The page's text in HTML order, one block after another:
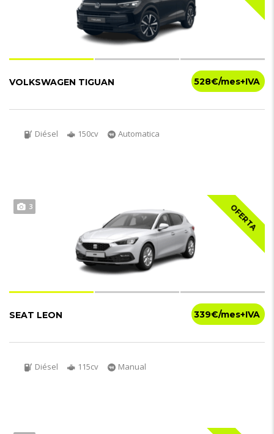
528€
VOLKSWAGEN TIGUAN
Diésel 150cv Automatica
OFERTA
3
339€
SEAT LEON
Diésel 115cv Manual